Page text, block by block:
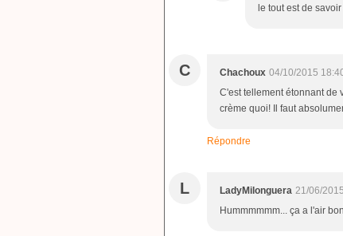
le tout est de
C Chachoux 04/10/2015
C'est tellement étonnant de
crème quoi! Il faut
Répondre
L LadyMilonguera 21/06/
Hummmmmm... ça a l'air